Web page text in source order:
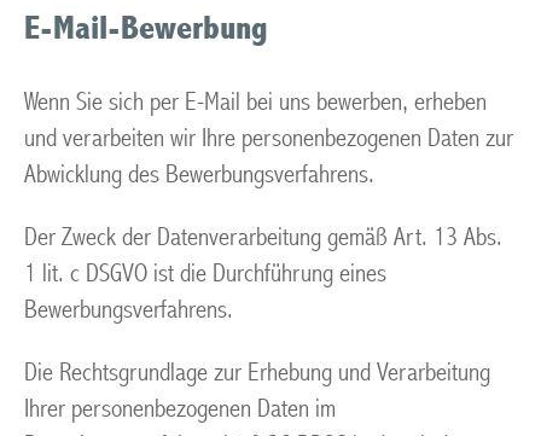
E-Mail-Bewerbung
Wenn Sie sich per E-Mail bei uns bewerben, erheben
und verarbeiten wir Ihre personenbezogenen Daten zur
Abwicklung des Bewerbungsverfahrens.
Der Zweck der Datenverarbeitung gemäß Art. 13 Abs.
1 lit. c DSGVO ist die Durchführung eines
Bewerbungsverfahrens.
Die Rechtsgrundlage zur Erhebung und Verarbeitung
Ihrer personenbezogenen Daten im